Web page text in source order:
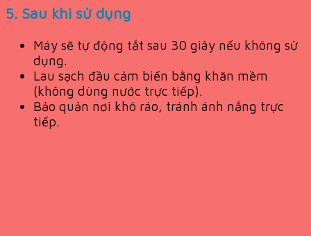
5. Sau khi sử dụng
Máy sẽ tự động tắt sau 30 giây nếu không sử
dụng.
Lau sạch đầu cảm biến bằng khăn mềm
(không dùng nước trực tiếp).
Bảo quản nơi khô ráo, tránh ánh nắng trực
tiếp.